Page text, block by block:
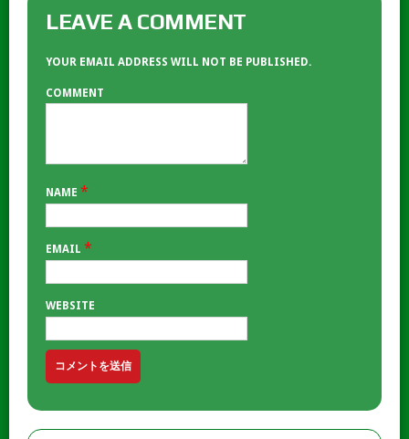
LEAVE A COMMENT
YOUR EMAIL ADDRESS WILL NOT BE PUBLISHED.
COMMENT
NAME *
EMAIL *
WEBSITE